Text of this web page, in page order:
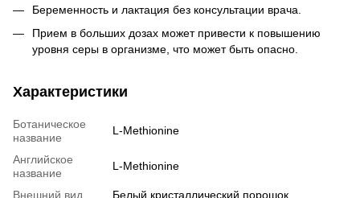
Беременность и лактация без консультации врача.
Прием в больших дозах может привести к повышению
уровня серы в организме, что может быть опасно.
Характеристики
Ботаническое
название
L-Methionine
Английское
название
L-Methionine
Внешний вид
Белый кристаллический порошок